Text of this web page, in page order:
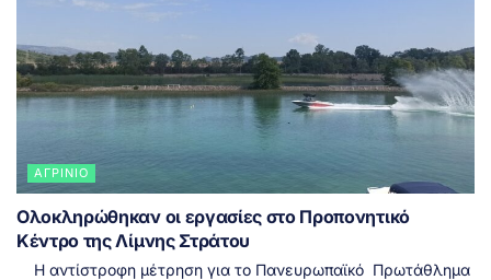
ΑΓΡΊΝΙΟ
Ολοκληρώθηκαν οι εργασίες στο Προπονητικό
Κέντρο της Λίμνης Στράτου
Η αντίστροφη μέτρηση για το Πανευρωπαϊκό Πρωτάθλημα